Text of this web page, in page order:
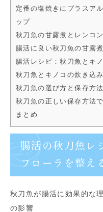
定番の塩焼きにプラスア
ップ
秋刀魚の甘露煮とレンコ
腸活に良い秋刀魚の甘露
腸活レシピ：秋刀魚とキ
秋刀魚とキノコの炊き込
秋刀魚の選び方と保存方
秋刀魚の正しい保存方法
まとめ
腸活の秋刀魚レ
フローラを整え
秋刀魚が腸活に効果的な
の影響